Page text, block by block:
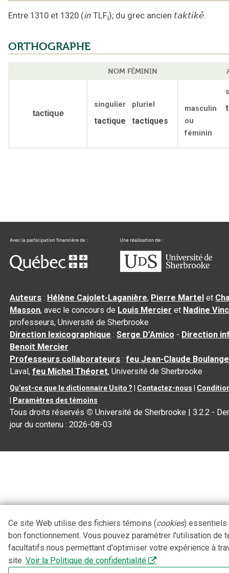
Entre 1310 et 1320 (in TLFi); du grec ancien taktikê.
ORTHOGRAPHE
NOM FÉMININ
tactique
singulier pluriel
tactique tactiques
masculin
ou
féminin
Auteurs : Hélène Cajolet-Laganière, Pierre Martel et
Masson, avec le concours de Louis Mercier et Nadine
professeurs, Université de Sherbrooke
Direction lexicographique :Serge D’Amico - Direction
Benoit Mercier
Professeurs collaborateurs :feu Jean-Claude
Laval,feu Michel Théoret, Université de Sherbrooke
Qu’est-ce que le dictionnaire Usito ? Contactez-nous
Paramètres des témoins
Tous droits réservés © Université de Sherbrooke |3.2.2 -
jour du contenu :2026-08-03
Ce site Web utilise des fichiers témoins (cookies) essentiels
bon fonctionnement. Vous pouvez paramétrer l'utilisation de
facultatifs nous permettant d'optimiser votre expérience à
site. Voir la Politique de confidentialité